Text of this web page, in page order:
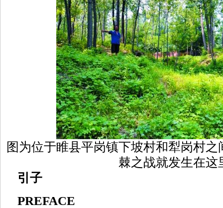
图为位于睢县平岗镇下坡村和犁岗村
棘之战就发生在这
引子
PREFACE